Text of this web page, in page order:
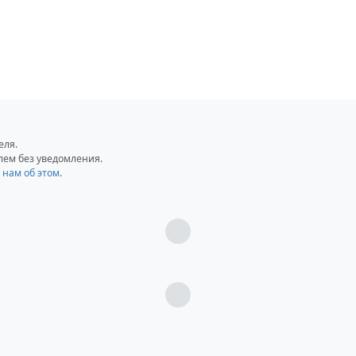
без уведомления.
об этом.
Загрузка...
Загрузка...